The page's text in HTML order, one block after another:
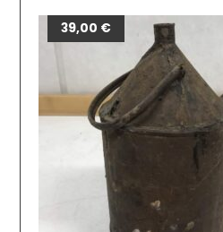
39,00 €